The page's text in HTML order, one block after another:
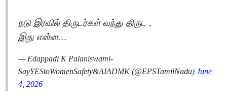
நடு இரவில் திருடர்கள் வந்து திருட ,
இது என்ன…
— Edappadi K Palaniswami-
SayYEStoWomenSafety&AIADMK (@EPSTamilNadu)June
4, 2026